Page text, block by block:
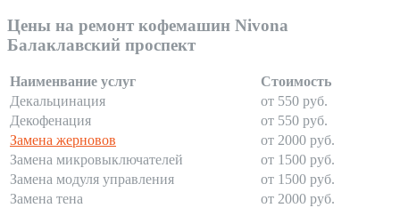
Цены на ремонт кофемашин Nivona
Балаклавский проспект
Наименвание услуг
Стоимость
Декальцинация
от 550 руб.
Декофенация
от 550 руб.
Замена жерновов
от 2000 руб.
Замена микровыключателей
от 1500 руб.
Замена модуля управления
от 1500 руб.
Замена тена
от 2000 руб.